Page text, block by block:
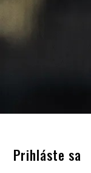
Prihláste sa